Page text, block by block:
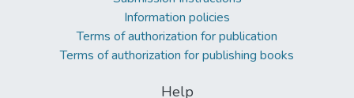
Information policies
Terms of authorization for publication
Terms of authorization for publishing books
Help